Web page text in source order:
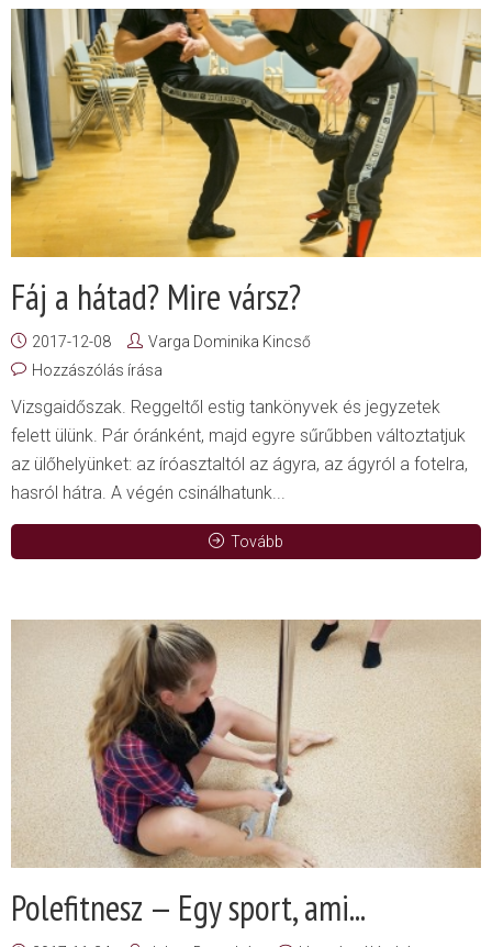
Fáj a hátad? Mire vársz?
2017-12-08
Varga Dominika Kincső
Hozzászólás írása
Vizsgaidőszak. Reggeltől estig tankönyvek és jegyzetek
felett ülünk. Pár óránként, majd egyre sűrűbben változtatjuk
az ülőhelyünket: az íróasztaltól az ágyra, az ágyról a fotelra,
hasról hátra. A végén csinálhatunk...
Tovább
Polefitnesz — Egy sport, ami...